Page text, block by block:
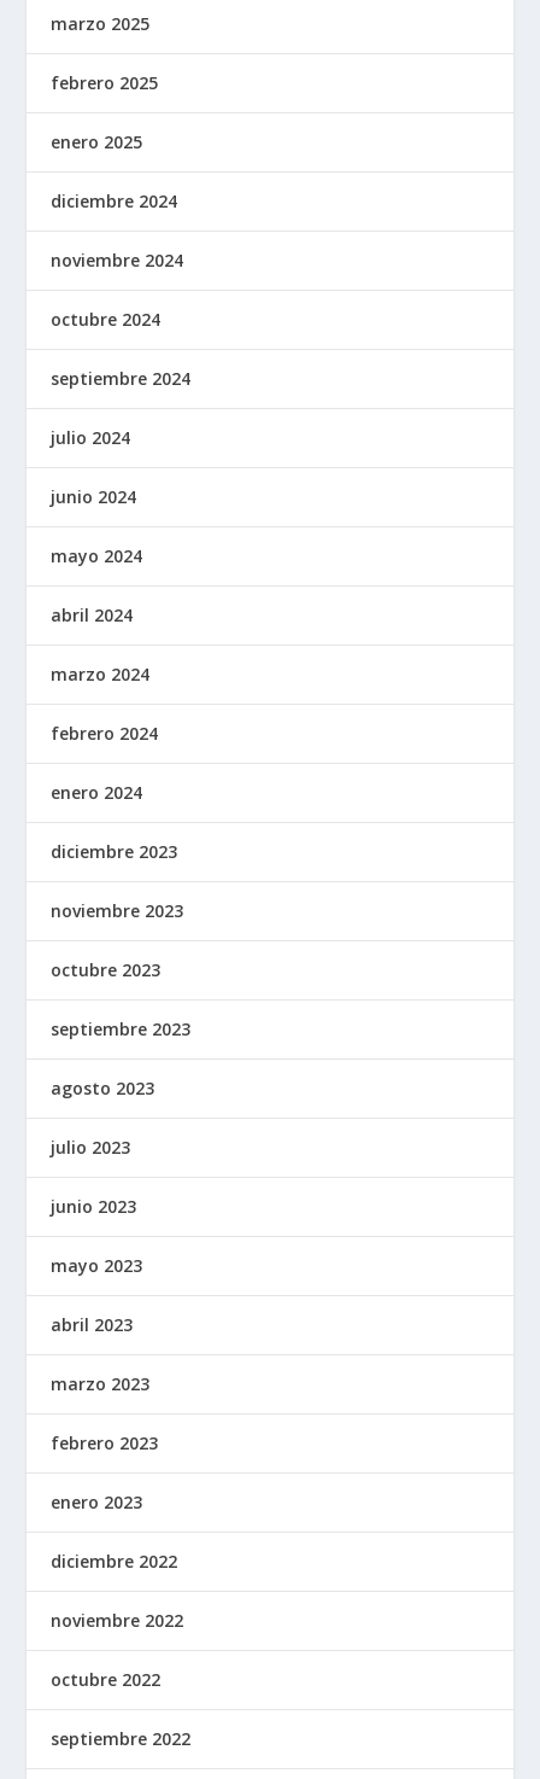
marzo 2025
febrero 2025
enero 2025
diciembre 2024
noviembre 2024
octubre 2024
septiembre 2024
julio 2024
junio 2024
mayo 2024
abril 2024
marzo 2024
febrero 2024
enero 2024
diciembre 2023
noviembre 2023
octubre 2023
septiembre 2023
agosto 2023
julio 2023
junio 2023
mayo 2023
abril 2023
marzo 2023
febrero 2023
enero 2023
diciembre 2022
noviembre 2022
octubre 2022
septiembre 2022